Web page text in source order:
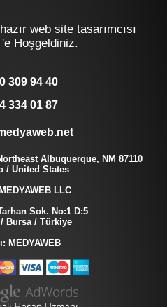
web site tasarımcısı
Hoşgeldiniz.
309 94 40
334 01 87
Albuquerque, NM 87110
/ United States
LLC
Sok. No:1 D:5
Bursa / Türkiye
MEDYAWEB